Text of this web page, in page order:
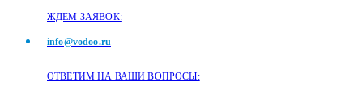
ЖДЕМ ЗАЯВОК:
info@vodoo.ru
ОТВЕТИМ НА ВАШИ ВОПРОСЫ: